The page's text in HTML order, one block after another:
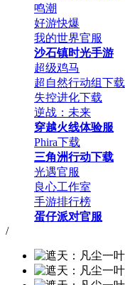
鸣潮
好游快爆
我的世界官服
沙石镇时光手游
超级鸡马
超自然行动组下载
失控进化下载
逆战：未来
穿越火线体验服
Phira下载
三角洲行动下载
光遇官服
良心工作室
手游排行榜
蛋仔派对官服
/